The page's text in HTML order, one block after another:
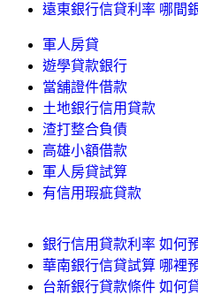
遠東銀行信貸利率 哪間
軍人房貸
遊學貸款銀行
當舖證件借款
土地銀行信用貸款
渣打整合負債
高雄小額借款
軍人房貸試算
有信用瑕疵貸款
銀行信用貸款利率 如何
華南銀行信貸試算 哪裡
台新銀行貸款條件 如何